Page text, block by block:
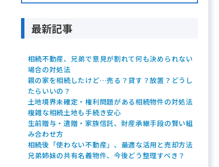
最新記事
相続不動産、兄弟で意見が割れて何も決められない
場合の対処法
親の家を相続したけど…売る？貸す？放置？どうし
たらいいの？
土地境界未確定・権利問題がある相続物件の対処法
複雑な相続土地も手続き安心
生前贈与・遺贈・家族信託、財産承継手段の賢い組
み合わせ方
相続後「使わない不動産」、最適な活用と売却方法
兄弟姉妹の共有名義物件、今後どう整理すべき？